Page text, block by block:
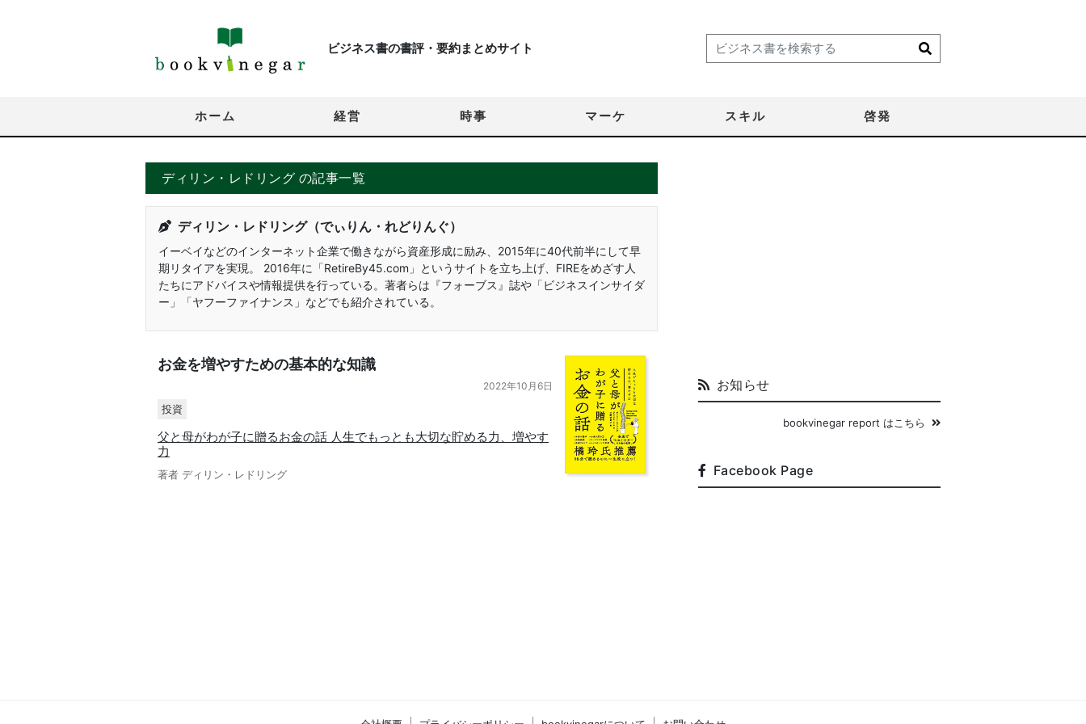
ビジネス書の書評・要約まとめサイト
ホーム 経営 時事 マーケ スキル 啓発
ディリン・レドリング の記事一覧
ディリン・レドリング（でぃりん・れどりんぐ）
イーベイなどのインターネット企業で働きながら資産形成に励み、2015年に40代前半にして早
期リタイアを実現。 2016年に「RetireBy45.com」というサイトを立ち上げ、FIREをめざす人
たちにアドバイスや情報提供を行っている。著者らは『フォーブス』誌や「ビジネスインサイダ
ー」「ヤフーファイナンス」などでも紹介されている。
お金を増やすための基本的な知識
2022年10月6日
投資
父と母がわが子に贈るお金の話 人生でもっとも大切な貯める力、増やす
力
著者 ディリン・レドリング
お知らせ
bookvinegar report はこちら
Facebook Page